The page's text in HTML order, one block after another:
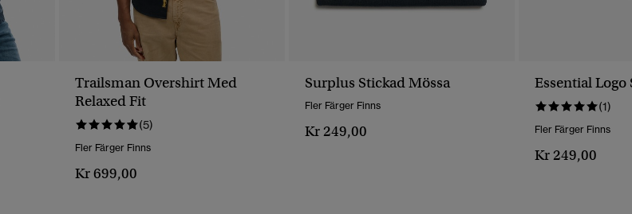
Trailsman Overshirt Med
Relaxed Fit
(5)
Fler Färger Finns
Kr 699,00
Surplus Stickad Mössa
Fler Färger Finns
Kr 249,00
Essential Logo
(1)
Fler Färger Finns
Kr 249,00